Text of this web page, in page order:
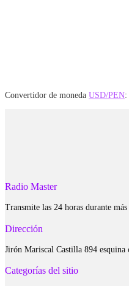
Convertidor de moneda USD/PEN:
Radio Master
Transmite las 24 horas durante
Dirección
Jirón Mariscal Castilla 894
Categorías del sitio